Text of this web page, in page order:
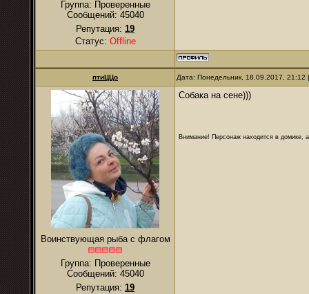
Группа: Проверенные
Сообщений: 45040
Репутация: 19
Статус: Offline
птиЦЦо Дата: Понедельник, 18.09.2017,
Воинствующая рыба с флагом
Группа: Проверенные
Сообщений: 45040
Репутация: 19
Собака на сене)))
Внимание! Персонаж находится в домике,